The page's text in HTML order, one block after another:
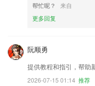
帮忙呢？
来自
更多回复
阮顺勇
提供教程和指引，帮助
2026-07-15 01:14 推荐